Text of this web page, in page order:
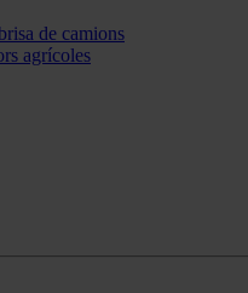
de camions
agrícoles